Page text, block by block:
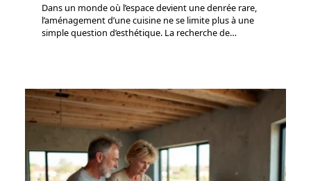
Dans un monde où l’espace devient une denrée rare,
l’aménagement d’une cuisine ne se limite plus à une
simple question d’esthétique. La recherche de…